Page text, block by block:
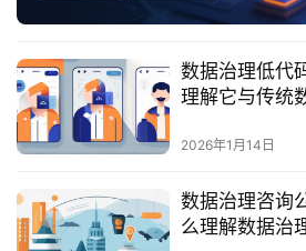
联
系
我
们
数据治理低代
理解它与传统
2026年1月14日
数据治理咨询
么理解数据治